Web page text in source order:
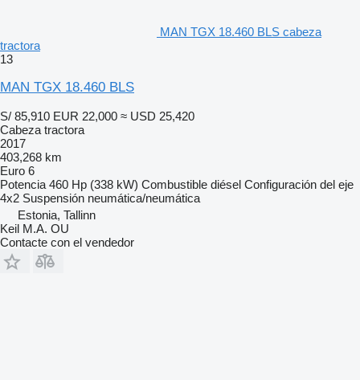
MAN TGX 18.460 BLS cabeza
tractora
13
MAN TGX 18.460 BLS
S/ 85,910 EUR 22,000 ≈ USD 25,420
Cabeza tractora
2017
403,268 km
Euro 6
Potencia 460 Hp (338 kW) Combustible diésel Configuración del eje
4x2 Suspensión neumática/neumática
Estonia, Tallinn
Keil M.A. OU
Contacte con el vendedor